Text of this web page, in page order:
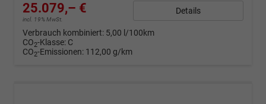
25.079,– €
incl. 19% MwSt.
Details
Verbrauch kombiniert: 5,00 l/100km
CO2-Klasse: C
CO2-Emissionen: 112,00 g/km